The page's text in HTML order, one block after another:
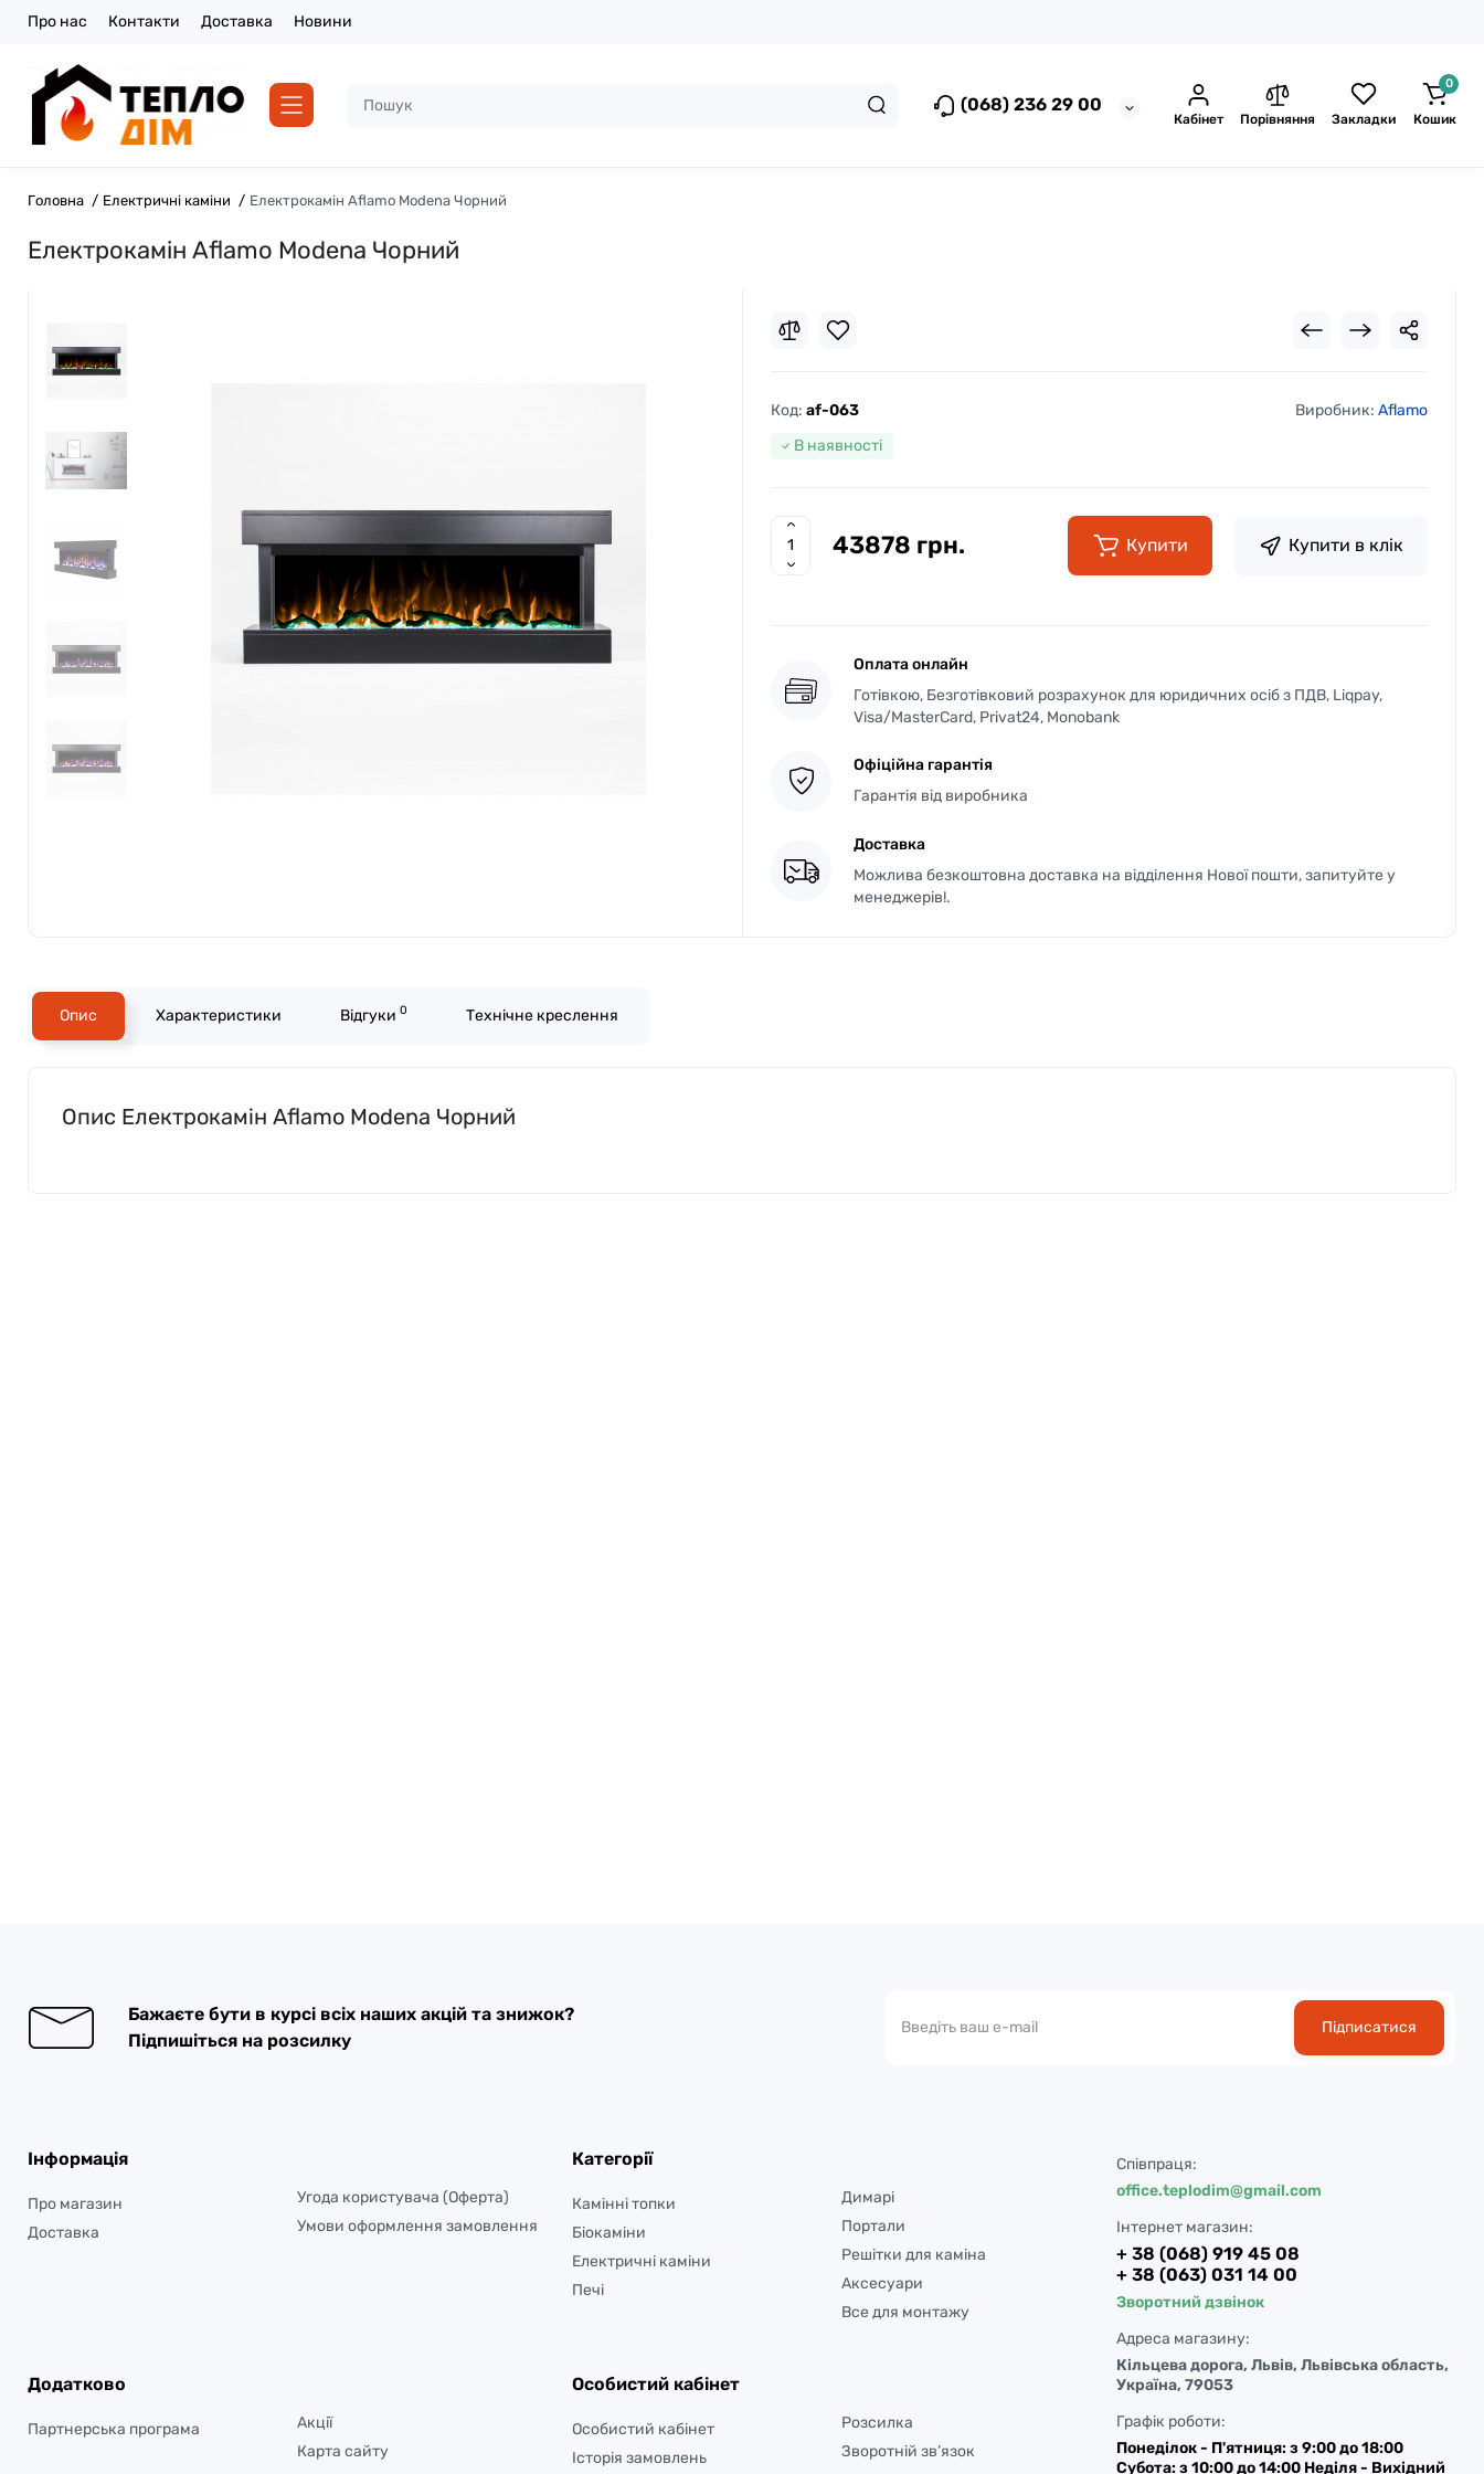
Про нас Контакти Доставка Новини
(068) 236 29 00
Кабінет Порівняння Закладки
0
Кошик
Головна Електричні каміни Електрокамін Aflamo Modena Чорний
Електрокамін Aflamo Modena Чорний
Код: af-063 Виробник: Aflamo
В наявності
43878 грн. Купити Купити в клік
Оплата онлайн
Готівкою, Безготівковий розрахунок для юридичних осіб з ПДВ, Liqpay,
Visa/MasterCard, Privat24, Monobank
Офіційна гарантія
Гарантія від виробника
Доставка
Можлива безкоштовна доставка на відділення Нової пошти, запитуйте у
менеджерів!.
Опис Характеристики Відгуки 0 Технічне креслення
Опис Електрокамін Aflamo Modena Чорний
Бажаєте бути в курсі всіх наших акцій та знижок?
Підпишіться на розсилку
Підписатися
Інформація
Про магазин
Доставка
Угода користувача (Оферта)
Умови оформлення замовлення
Категорії
Камінні топки
Біокаміни
Електричні каміни
Печі
Димарі
Портали
Решітки для каміна
Аксесуари
Все для монтажу
Додатково
Партнерська програма
Акції
Карта сайту
Особистий кабінет
Особистий кабінет
Історія замовлень
Розсилка
Зворотній зв’язок
Співпраця:
office.teplodim@gmail.com
Інтернет магазин:
+ 38 (068) 919 45 08
+ 38 (063) 031 14 00
Зворотний дзвінок
Адреса магазину:
Кільцева дорога, Львів, Львівська область,
Україна, 79053
Графік роботи:
Понеділок - П'ятниця: з 9:00 до 18:00
Субота: з 10:00 до 14:00 Неділя - Вихідний